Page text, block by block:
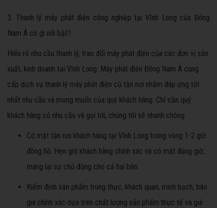
3. Thanh lý máy phát điện công nghiệp tại Vĩnh Long của Đông
Nam Á có gì nổi bật?
Hiểu rõ nhu cầu thanh lý, trao đổi máy phát điện của các đơn vị sản
xuất, kinh doanh tại Vĩnh Long. Máy phát điện Đông Nam Á cung
cấp dịch vụ thanh lý máy phát điện cũ tận nơi nhằm đáp ứng tốt
nhất nhu cầu và mong muốn của quý khách hàng. Chỉ cần quý
khách hàng có nhu cầu và gọi tới, chúng tôi sẽ nhanh chóng:
Có mặt tận nơi khách hàng tại Vĩnh Long trong vòng 1-2 giờ
đồng hồ. Hẹn giờ khách hàng chính xác và có mặt đúng giờ,
mang lại sự chủ động cho cả hai bên.
Kiểm định sản phẩm trung thực, khách quan, minh bạch, báo
giá chính xác dựa trên chất lượng sản phẩm thực tế và giá